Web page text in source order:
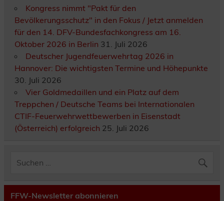
Kongress nimmt "Pakt für den
Bevölkerungsschutz" in den Fokus / Jetzt anmelden
für den 14. DFV-Bundesfachkongress am 16.
Oktober 2026 in Berlin 31. Juli 2026
Deutscher Jugendfeuerwehrtag 2026 in
Hannover: Die wichtigsten Termine und Höhepunkte
30. Juli 2026
Vier Goldmedaillen und ein Platz auf dem
Treppchen / Deutsche Teams bei Internationalen
CTIF-Feuerwehrwettbewerben in Eisenstadt
(Österreich) erfolgreich 25. Juli 2026
FFW-Newsletter abonnieren